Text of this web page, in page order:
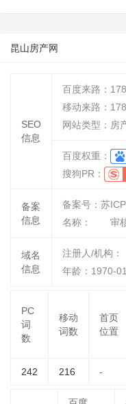
昆山房产网
SEO
信息
百度来路：
移动来路：
网站类型：房
百度权重：
搜狗PR：
备案
信息
备案号：苏
名称：
审
域名
信息
注册人/机构：
年龄：1970-
PC
词
数
移动
词数
首页
位置
242 216 -